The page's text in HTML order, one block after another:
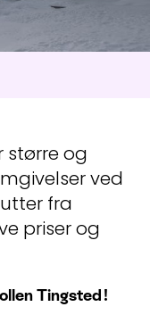
:0/70
institutt og
større og
ved
fra
priser og
Tingsted!